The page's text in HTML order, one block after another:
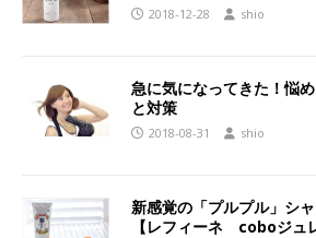
2018-12-28 shio
急に気になってきた！悩
と対策
2018-08-31 shio
新感覚の「プルプル」シ
【レフィーネ coboジュ